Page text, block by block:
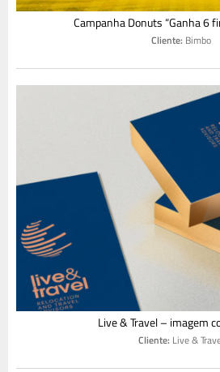
Campanha Donuts “Ganha 6
Cliente: Bimbo
Live & Travel – imagem
Cliente: Live &